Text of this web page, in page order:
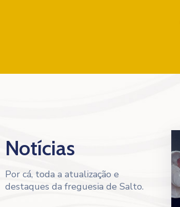
Notícias
Por cá, toda a atualização e
destaques da freguesia de Salto.